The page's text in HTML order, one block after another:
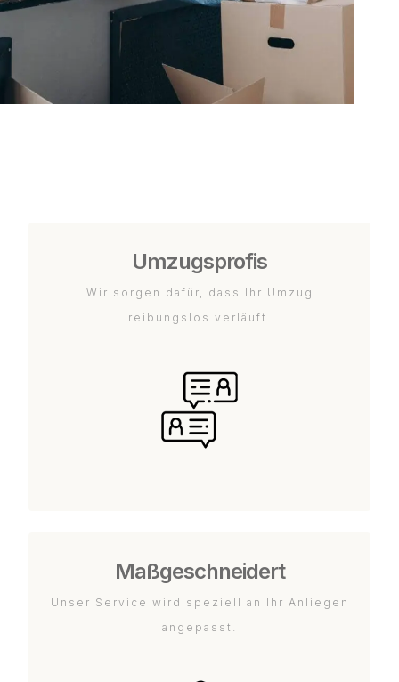
Umzugsprofis
Wir sorgen dafür, dass Ihr Umzug
reibungslos verläuft.
Maßgeschneidert
Unser Service wird speziell an Ihr Anliegen
angepasst.